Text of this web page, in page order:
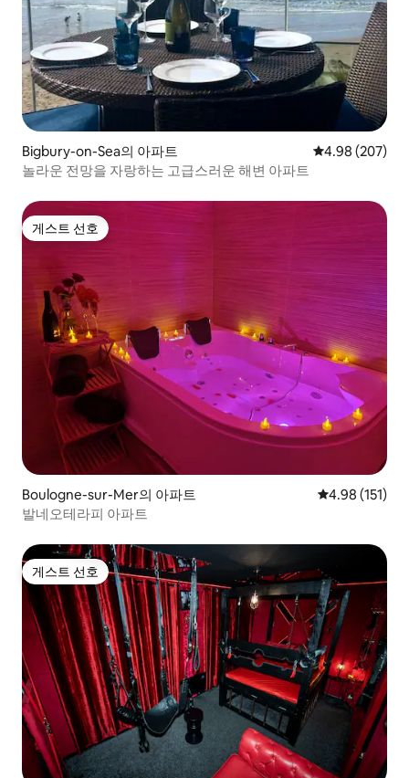
Bigbury-on-Sea의 아파트 평점 4.98점(5
4.98 (207)
놀라운 전망을 자랑하는 고급스러운 해변 아파트
게스트 선호
게스트 선호
Boulogne-sur-Mer의 아파트 평점 4.98점(5
4.98 (151)
발네오테라피 아파트
게스트 선호
게스트 선호